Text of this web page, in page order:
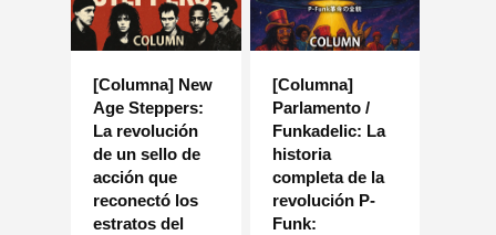
[Columna] New
Age Steppers:
La revolución
de un sello de
acción que
reconectó los
estratos del
[Columna]
Parlamento /
Funkadelic: La
historia
completa de la
revolución P-
Funk: